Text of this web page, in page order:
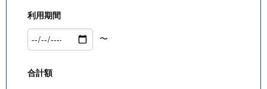
利用期間
〜
合計額